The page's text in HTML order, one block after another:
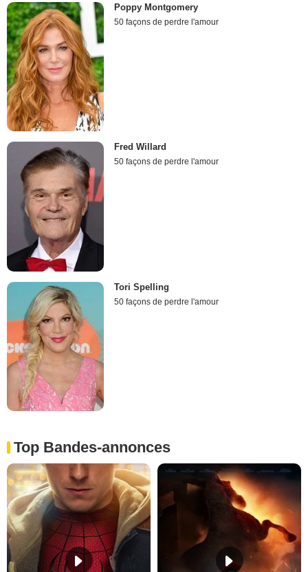
Poppy Montgomery
50 façons de perdre l'amour
Fred Willard
50 façons de perdre l'amour
Tori Spelling
50 façons de perdre l'amour
Top Bandes-annonces